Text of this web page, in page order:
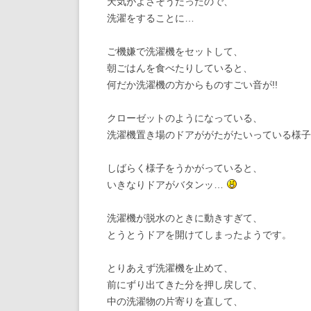
洗濯をすることに…
ご機嫌で洗濯機をセットして、
朝ごはんを食べたりしていると、
何だか洗濯機の方からものすごい音が!!
クローゼットのようになっている、
洗濯機置き場のドアががたがたいっている様
しばらく様子をうかがっていると、
いきなりドアがバタンッ…
洗濯機が脱水のときに動きすぎて、
とうとうドアを開けてしまったようです。
とりあえず洗濯機を止めて、
前にずり出てきた分を押し戻して、
中の洗濯物の片寄りを直して、